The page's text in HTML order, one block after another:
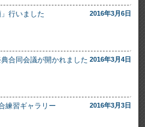
行いました 2016年3月6日
合同会議が開かれました 2016年3月4日
練習ギャラリー 2016年3月3日